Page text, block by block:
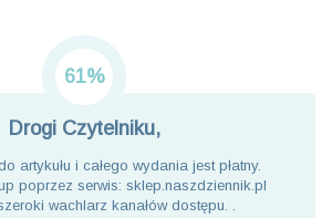
61%
Drogi Czytelniku,
artykułu i całego wydania jest płatny.
poprzez serwis: sklep.naszdziennik.pl
wachlarz kanałów dostępu. .